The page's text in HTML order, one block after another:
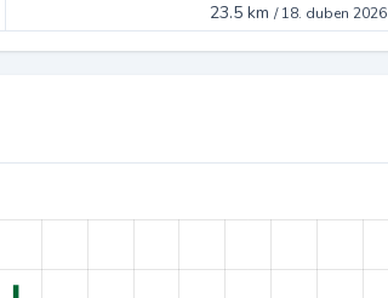
23.5 km /18. duben 2026